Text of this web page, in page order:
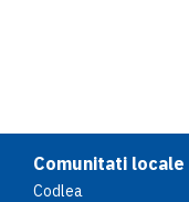
Comunitati locale
Codlea